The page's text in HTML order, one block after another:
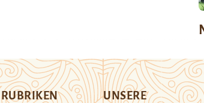
RUBRIKEN
UNSERE